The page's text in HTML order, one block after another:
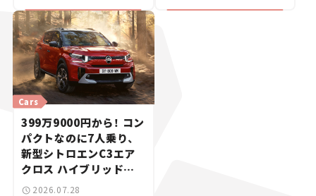
Cars
399万9000円から！ コン
パクトなのに7人乗り、
新型シトロエンC3エア
クロス ハイブリッドが
上陸【新車ニュース】
2026.07.28